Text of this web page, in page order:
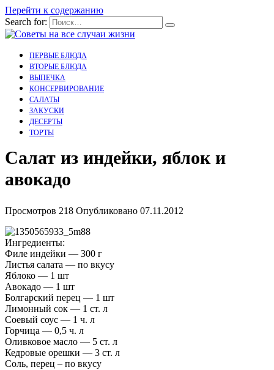
Перейти к содержанию
Search for:
ПЕРВЫЕ БЛЮДА
ВТОРЫЕ БЛЮДА
ВЫПЕЧКА
КОНСЕРВИРОВАНИЕ
САЛАТЫ
ЗАКУСКИ
ДЕСЕРТЫ
ТОРТЫ
Салат из индейки, яблок и
авокадо
Просмотров 218 Опубликовано 07.11.2012
Ингредиенты:
Филе индейки — 300 г
Листья салата — по вкусу
Яблоко — 1 шт
Авокадо — 1 шт
Болгарский перец — 1 шт
Лимонный сок — 1 ст. л
Соевый соус — 1 ч. л
Горчица — 0,5 ч. л
Оливковое масло — 5 ст. л
Кедровые орешки — 3 ст. л
Соль, перец – по вкусу